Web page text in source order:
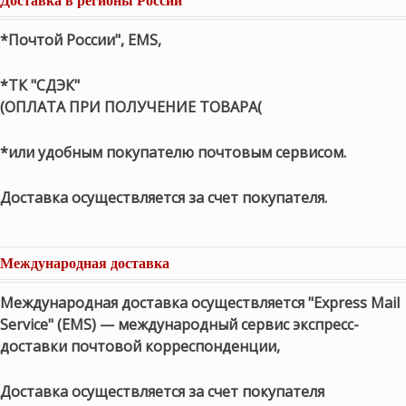
*Почтой России", EMS,
*ТК "СДЭК"
(ОПЛАТА ПРИ ПОЛУЧЕНИЕ ТОВАРА(
*или удобным покупателю почтовым сервисом.
Доставка осуществляется за счет покупателя.
Международная доставка
Международная доставка осуществляется "Express Mail
Service" (EMS) — международный сервис экспресс-
доставки почтовой корреспонденции,
Доставка осуществляется за счет покупателя